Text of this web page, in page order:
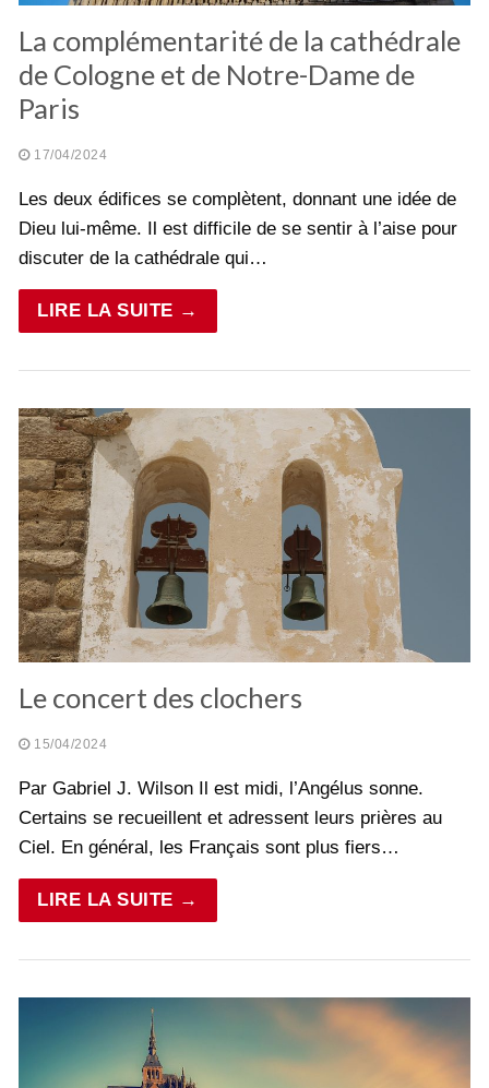
La complémentarité de la cathédrale
de Cologne et de Notre-Dame de
Paris
17/04/2024
Les deux édifices se complètent, donnant une idée de
Dieu lui-même. Il est difficile de se sentir à l’aise pour
discuter de la cathédrale qui…
LIRE LA SUITE →
Le concert des clochers
15/04/2024
Par Gabriel J. Wilson Il est midi, l’Angélus sonne.
Certains se recueillent et adressent leurs prières au
Ciel. En général, les Français sont plus fiers…
LIRE LA SUITE →